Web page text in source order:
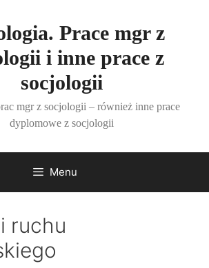
Prace mgr z
i inne prace z
socjologii
mgr z socjologii – również inne prace
dyplomowe z socjologii
Menu
ruchu